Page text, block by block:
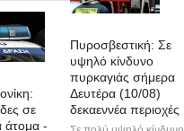
σε
άτομα -
Πυροσβεστική: Σε
υψηλό κίνδυνο
πυρκαγιάς σήμερα
Δευτέρα (10/08)
δεκαεννέα περιοχές